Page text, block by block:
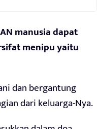
manusia dapat
menipu yaitu
dan bergantung
dari keluarga-Nya.